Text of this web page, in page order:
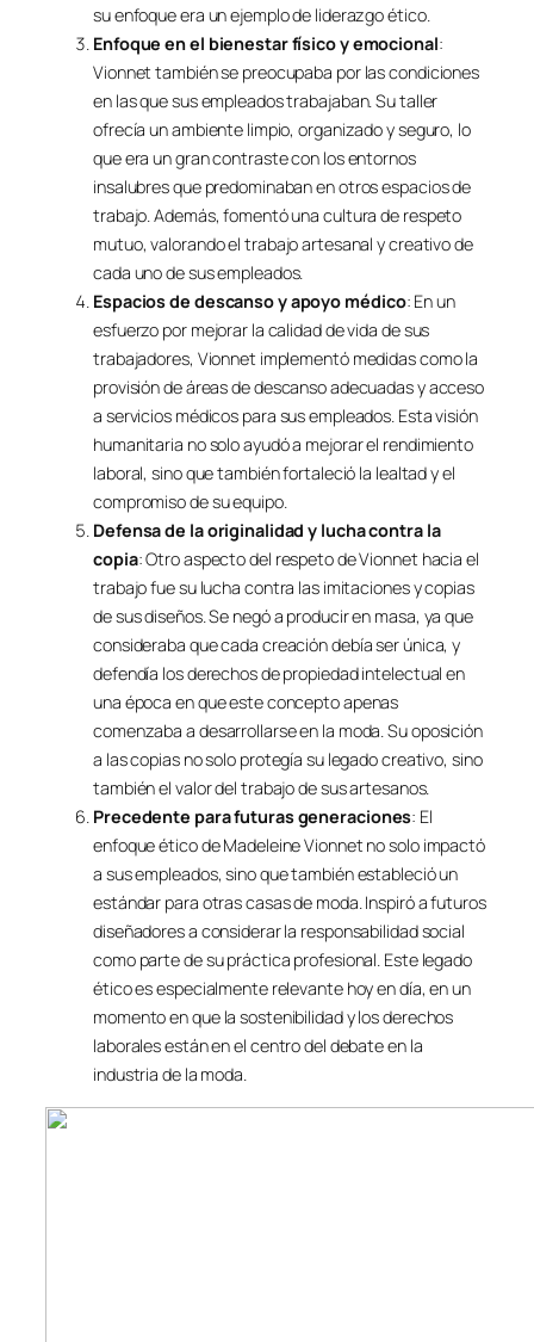
su enfoque era un ejemplo de liderazgo ético.
Enfoque en el bienestar físico y emocional:
Vionnet también se preocupaba por las condiciones
en las que sus empleados trabajaban. Su taller
ofrecía un ambiente limpio, organizado y seguro, lo
que era un gran contraste con los entornos
insalubres que predominaban en otros espacios de
trabajo. Además, fomentó una cultura de respeto
mutuo, valorando el trabajo artesanal y creativo de
cada uno de sus empleados.
Espacios de descanso y apoyo médico: En un
esfuerzo por mejorar la calidad de vida de sus
trabajadores, Vionnet implementó medidas como la
provisión de áreas de descanso adecuadas y acceso
a servicios médicos para sus empleados. Esta visión
humanitaria no solo ayudó a mejorar el rendimiento
laboral, sino que también fortaleció la lealtad y el
compromiso de su equipo.
Defensa de la originalidad y lucha contra la
copia: Otro aspecto del respeto de Vionnet hacia el
trabajo fue su lucha contra las imitaciones y copias
de sus diseños. Se negó a producir en masa, ya que
consideraba que cada creación debía ser única, y
defendía los derechos de propiedad intelectual en
una época en que este concepto apenas
comenzaba a desarrollarse en la moda. Su oposición
a las copias no solo protegía su legado creativo, sino
también el valor del trabajo de sus artesanos.
Precedente para futuras generaciones: El
enfoque ético de Madeleine Vionnet no solo impactó
a sus empleados, sino que también estableció un
estándar para otras casas de moda. Inspiró a futuros
diseñadores a considerar la responsabilidad social
como parte de su práctica profesional. Este legado
ético es especialmente relevante hoy en día, en un
momento en que la sostenibilidad y los derechos
laborales están en el centro del debate en la
industria de la moda.